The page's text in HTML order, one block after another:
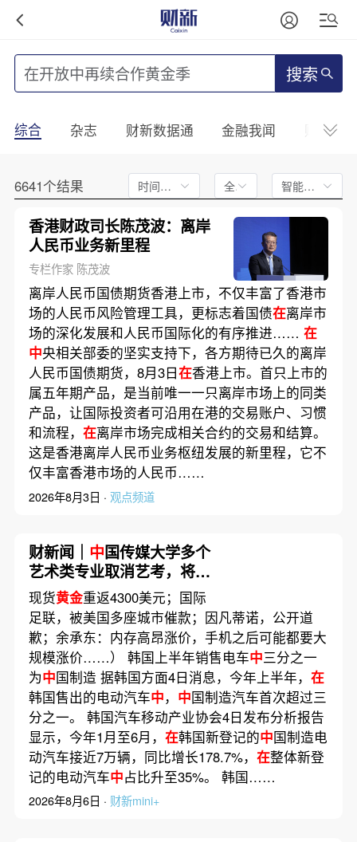
搜索
综合 杂志 财新数据通 金融我闻 财新
6641个结果 时间不限 全文 智能排序
香港财政司长陈茂波：离岸
人民币业务新里程
专栏作家 陈茂波
离岸人民币国债期货香港上市，不仅丰富了香港市
场的人民币风险管理工具，更标志着国债在离岸市
场的深化发展和人民币国际化的有序推进…… 在
中央相关部委的坚实支持下，各方期待已久的离岸
人民币国债期货，8月3日在香港上市。首只上市的
属五年期产品，是当前唯一一只离岸市场上的同类
产品，让国际投资者可沿用在港的交易账户、习惯
和流程， 在离岸市场完成相关合约的交易和结算。
这是香港离岸人民币业务枢纽发展的新里程，它不
仅丰富香港市场的人民币……
2026年8月3日 · 观点频道
财新闻｜ 中国传媒大学多个
艺术类专业取消艺考，将依
据考生高考文化课成绩由高
到低依次录取
现货黄金重返4300美元；国际
足联，被美国多座城市催款；因凡蒂诺，公开道
歉；余承东：内存高昂涨价，手机之后可能都要大
规模涨价……） 韩国上半年销售电车中三分之一
为中国制造 据韩国方面4日消息，今年上半年， 在
韩国售出的电动汽车中， 中国制造汽车首次超过三
分之一。 韩国汽车移动产业协会4日发布分析报告
显示，今年1月至6月， 在韩国新登记的中国制造电
动汽车接近7万辆，同比增长178.7%， 在整体新登
记的电动汽车中占比升至35%。 韩国……
2026年8月6日 · 财新mini+